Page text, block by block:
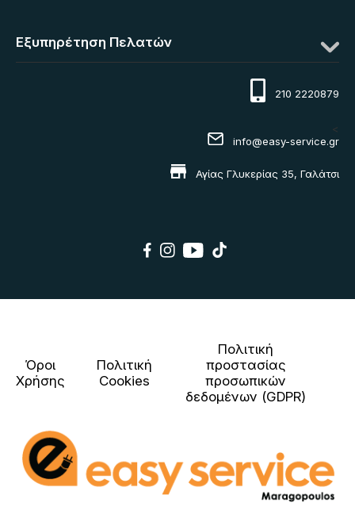
Εξυπηρέτηση Πελατών
210 2220879
<
info@easy-service.gr
Αγίας Γλυκερίας 35, Γαλάτσι
Όροι
Χρήσης
Πολιτική
Cookies
Πολιτική
προστασίας
προσωπικών
δεδομένων (GDPR)